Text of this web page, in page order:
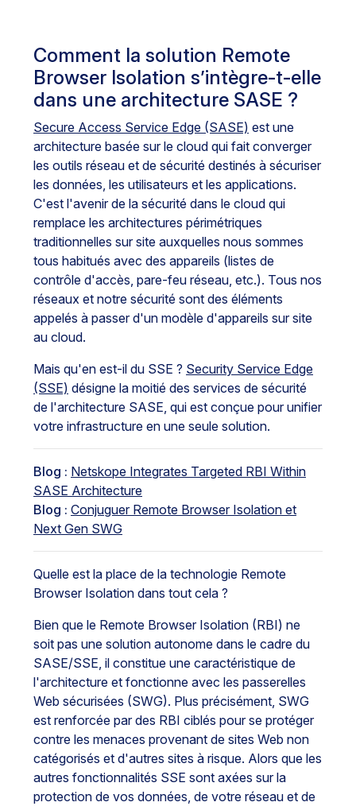
Comment la solution Remote
Browser Isolation s’intègre-t-elle
dans une architecture SASE ?
Secure Access Service Edge (SASE) est une
architecture basée sur le cloud qui fait converger
les outils réseau et de sécurité destinés à sécuriser
les données, les utilisateurs et les applications.
C'est l'avenir de la sécurité dans le cloud qui
remplace les architectures périmétriques
traditionnelles sur site auxquelles nous sommes
tous habitués avec des appareils (listes de
contrôle d'accès, pare-feu réseau, etc.). Tous nos
réseaux et notre sécurité sont des éléments
appelés à passer d'un modèle d'appareils sur site
au cloud.
Mais qu'en est-il du SSE ? Security Service Edge
(SSE) désigne la moitié des services de sécurité
de l'architecture SASE, qui est conçue pour unifier
votre infrastructure en une seule solution.
Blog : Netskope Integrates Targeted RBI Within
SASE Architecture
Blog : Conjuguer Remote Browser Isolation et
Next Gen SWG
Quelle est la place de la technologie Remote
Browser Isolation dans tout cela ?
Bien que le Remote Browser Isolation (RBI) ne
soit pas une solution autonome dans le cadre du
SASE/SSE, il constitue une caractéristique de
l'architecture et fonctionne avec les passerelles
Web sécurisées (SWG). Plus précisément, SWG
est renforcée par des RBI ciblés pour se protéger
contre les menaces provenant de sites Web non
catégorisés et d'autres sites à risque. Alors que les
autres fonctionnalités SSE sont axées sur la
protection de vos données, de votre réseau et de